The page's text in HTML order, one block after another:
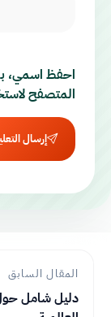
احفظ اسمي،
المتصفح
إرسال
المقال السابق